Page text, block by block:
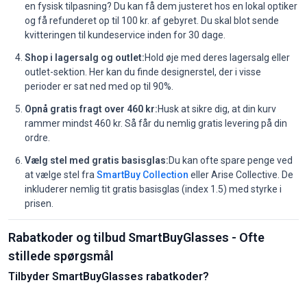
en fysisk tilpasning? Du kan få dem justeret hos en lokal optiker
og få refunderet op til 100 kr. af gebyret. Du skal blot sende
kvitteringen til kundeservice inden for 30 dage.
Shop i lagersalg og outlet:Hold øje med deres lagersalg eller
outlet-sektion. Her kan du finde designerstel, der i visse
perioder er sat ned med op til 90%.
Opnå gratis fragt over 460 kr:Husk at sikre dig, at din kurv
rammer mindst 460 kr. Så får du nemlig gratis levering på din
ordre.
Vælg stel med gratis basisglas:Du kan ofte spare penge ved
at vælge stel fra SmartBuy Collection eller Arise Collective. De
inkluderer nemlig tit gratis basisglas (index 1.5) med styrke i
prisen.
Rabatkoder og tilbud SmartBuyGlasses - Ofte
stillede spørgsmål
Tilbyder SmartBuyGlasses rabatkoder?